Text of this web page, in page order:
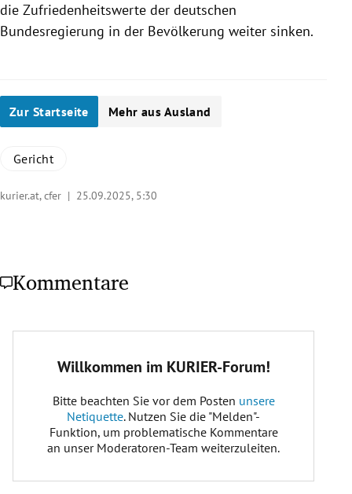
die Zufriedenheitswerte der deutschen
Bundesregierung in der Bevölkerung weiter sinken.
Zur Startseite Mehr aus Ausland
Gericht
kurier.at, cfer | 25.09.2025, 5:30
Kommentare